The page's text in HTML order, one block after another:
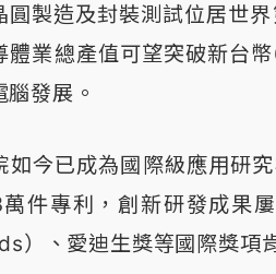
圓製造及封裝測試位居世
體業總產值可望突破新台
腦發展。
如今已成為國際級應用研
件專利，創新研發成果
）、愛迪生獎等國際獎項